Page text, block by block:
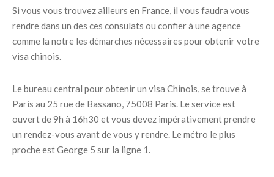
Si vous vous trouvez ailleurs en France, il vous faudra vous
rendre dans un des ces consulats ou confier à une agence
comme la notre les démarches nécessaires pour obtenir votre
visa chinois.
Le bureau central pour obtenir un visa Chinois, se trouve à
Paris au 25 rue de Bassano, 75008 Paris. Le service est
ouvert de 9h à 16h30 et vous devez impérativement prendre
un rendez-vous avant de vous y rendre. Le métro le plus
proche est George 5 sur la ligne 1.